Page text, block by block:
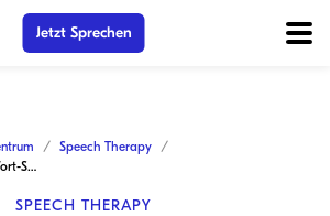
Jetzt Sprechen
Speech Therapy
Sprachtherapie mit 6-Wort-Sätzen: Eine fröhliche Anleitung für Eltern
SPEECH THERAPY